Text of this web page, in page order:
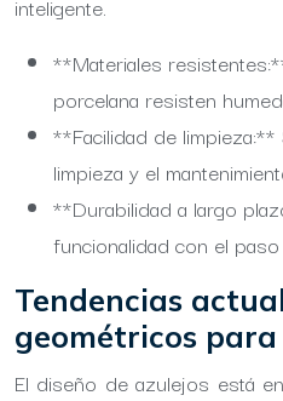
inteligente.
**Materiales
porcelana resisten
**Facilidad de
limpieza y el
**Durabilidad a largo
funcionalidad con el
Tendencias
geométricos
El diseño de azulejos está